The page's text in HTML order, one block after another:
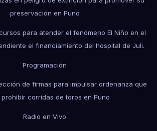
preservación en Puno
para atender el fenómeno El Niño en el
el financiamiento del hospital de Juli.
Programación
de firmas para impulsar ordenanza que
corridas de toros en Puno
Radio en Vivo